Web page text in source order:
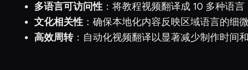
多语言可访问性 ：将教程视频翻译成 10 多种语言
文化相关性 ：确保本地化内容反映区域语言的细
高效周转：自动化视频翻译以显著减少制作时间和